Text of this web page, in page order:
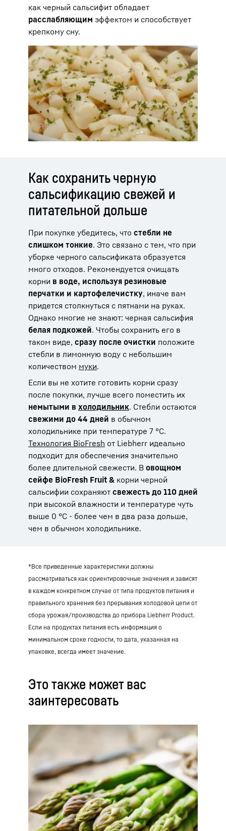
как черный сальсифит обладает
расслабляющим эффектом и способствует
крепкому сну.
Как сохранить черную
сальсификацию свежей и
питательной дольше
При покупке убедитесь, что стебли не
слишком тонкие. Это связано с тем, что при
уборке черного сальсификата образуется
много отходов. Рекомендуется очищать
корни в воде, используя резиновые
перчатки и картофелечистку, иначе вам
придется столкнуться с пятнами на руках.
Однако многие не знают: черная сальсифия
белая подкожей. Чтобы сохранить его в
таком виде, сразу после очистки положите
стебли в лимонную воду с небольшим
количеством муки.
Если вы не хотите готовить корни сразу
после покупки, лучше всего поместить их
немытыми в холодильник. Стебли остаются
свежими до 44 дней в обычном
холодильнике при температуре 7 °C.
Технология BioFresh от Liebherr идеально
подходит для обеспечения значительно
более длительной свежести. В овощном
сейфе BioFresh Fruit & корни черной
сальсифии сохраняют свежесть до 110 дней
при высокой влажности и температуре чуть
выше 0 °C - более чем в два раза дольше,
чем в обычном холодильнике.
*Все приведенные характеристики должны
рассматриваться как ориентировочные значения и зависят
в каждом конкретном случае от типа продуктов питания и
правильного хранения без прерывания холодовой цепи от
сбора урожая/производства до прибора Liebherr Product.
Если на продуктах питания есть информация о
минимальном сроке годности, то дата, указанная на
упаковке, всегда имеет значение.
Это также может вас
заинтересовать